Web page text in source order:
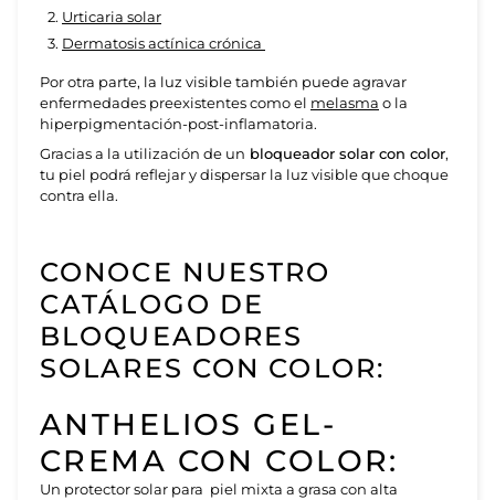
Urticaria solar
Dermatosis actínica crónica
Por otra parte, la luz visible también puede agravar
enfermedades preexistentes como el melasma o la
hiperpigmentación-post-inflamatoria.
Gracias a la utilización de un bloqueador solar con color,
tu piel podrá reflejar y dispersar la luz visible que choque
contra ella.
CONOCE NUESTRO
CATÁLOGO DE
BLOQUEADORES
SOLARES CON COLOR:
ANTHELIOS GEL-
CREMA CON COLOR:
Un protector solar para piel mixta a grasa con alta